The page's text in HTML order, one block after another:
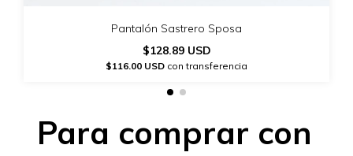
Pantalón Sastrero Sposa
$128.89 USD
$116.00 USD con transferencia
Para comprar con